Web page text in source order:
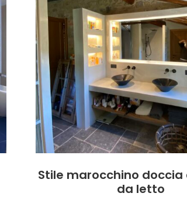
Stile marocchino
da letto